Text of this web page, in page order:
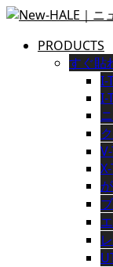
PRODUCTS
すぐ貼
I-
I-